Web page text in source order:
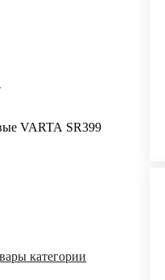
VARTA SR399
категории